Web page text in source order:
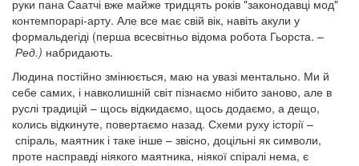
руки пана Саатчі вже майже тридцять років "законодавці мод"
контемпорарі-арту. Але все має свій вік, навіть акули у
формальдегіді (перша всесвітньо відома робота Гьорста. –
Ред.) набридають.
Людина постійно змінюється, маю на увазі ментально. Ми й
себе самих, і навколишній світ пізнаємо нібито заново, але в
руслі традицій – щось відкидаємо, щось додаємо, а дещо,
колись відкинуте, повертаємо назад. Схеми руху історії –
спіраль, маятник і таке інше – звісно, доцільні як символи,
проте насправді ніякого маятника, ніякої спіралі нема, є